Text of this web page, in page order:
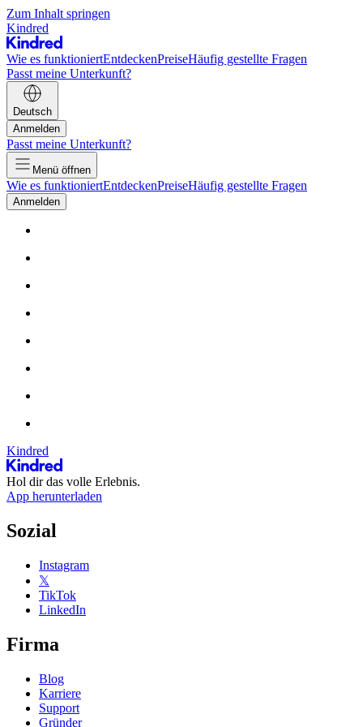
Zum Inhalt springen
Kindred
Wie es funktioniertEntdeckenPreiseHäufig gestellte Fragen
Passt meine Unterkunft?
Deutsch
Anmelden
Passt meine Unterkunft?
Menü öffnen
Wie es funktioniertEntdeckenPreiseHäufig gestellte Fragen
Anmelden
Kindred
Hol dir das volle Erlebnis.
App herunterladen
Sozial
Instagram
𝕏
TikTok
LinkedIn
Firma
Blog
Karriere
Support
Gründer